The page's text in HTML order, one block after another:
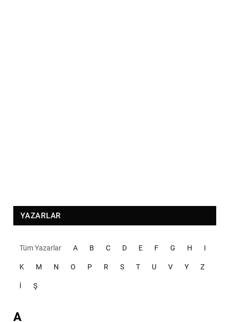
YAZARLAR
Tüm Yazarlar A B C D E F G H I
K M N O P R S T U V Y Z
İ Ş
A